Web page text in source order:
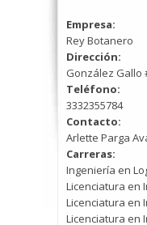
Empresa:
Rey Botanero
Dirección:
González Gallo
Teléfono:
3332355784
Contacto:
Arlette Parga
Carreras:
Ingeniería en
Licenciatura en
Licenciatura en
Licenciatura en